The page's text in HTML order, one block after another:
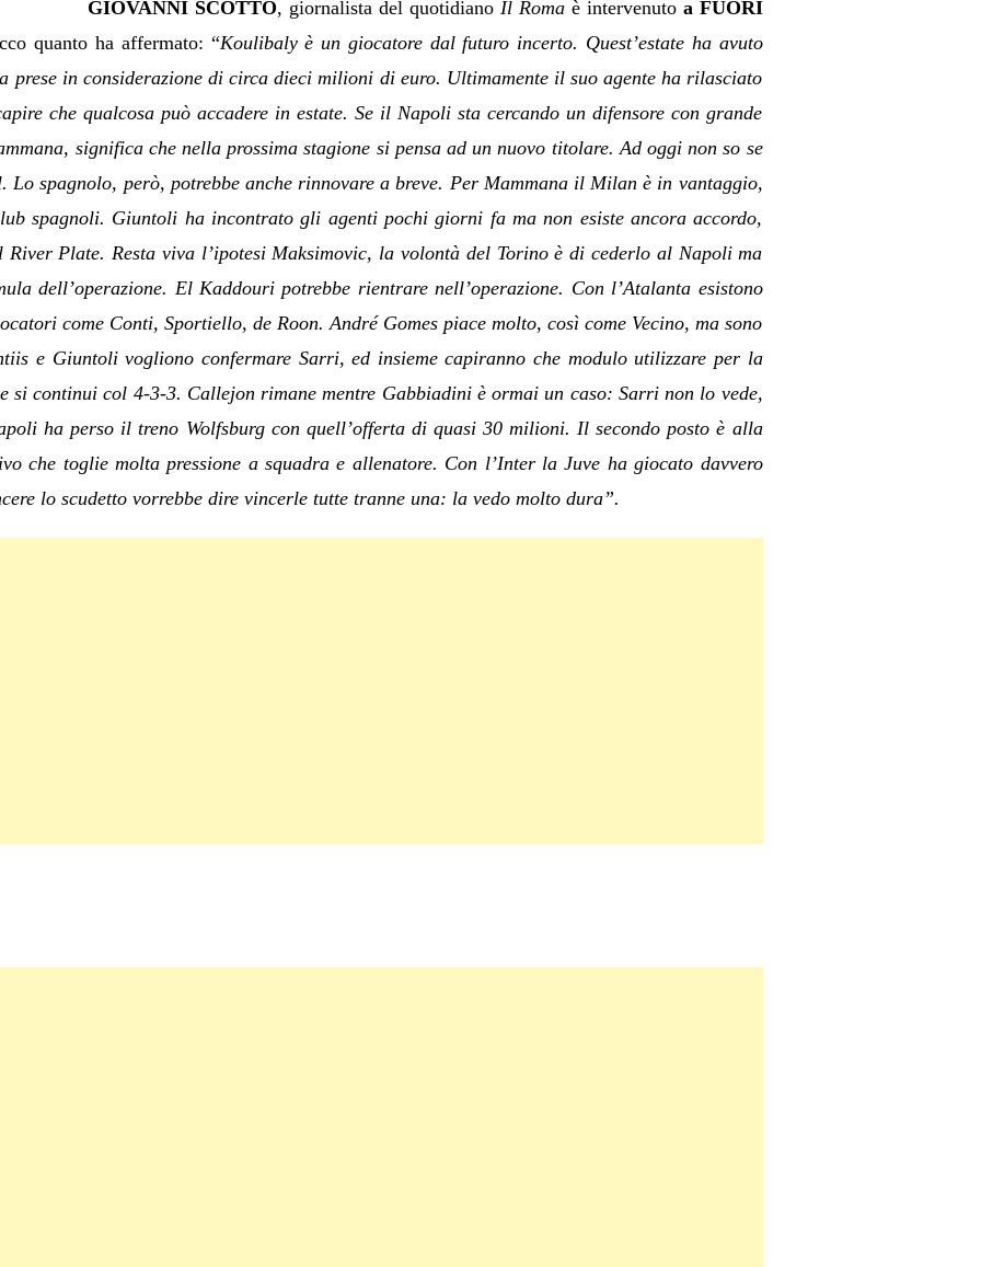
GIOVANNI SCOTTO, giornalista del quotidiano Il Romaè intervenuto a FUORI
quanto ha affermato: “Koulibaly è un giocatore dal futuro incerto. Quest’estate ha avuto
prese in considerazione di circa dieci milioni di euro. Ultimamente il suo agente ha rilasciato
che qualcosa può accadere in estate. Se il Napoli sta cercando un difensore con grande
significa che nella prossima stagione si pensa ad un nuovo titolare. Ad oggi non so se
spagnolo, però, potrebbe anche rinnovare a breve. Per Mammana il Milan è in vantaggio,
spagnoli. Giuntoli ha incontrato gli agenti pochi giorni fa ma non esiste ancora accordo,
Plate. Resta viva l’ipotesi Maksimovic, la volontà del Torino è di cederlo al Napoli ma
dell’operazione. El Kaddouri potrebbe rientrare nell’operazione. Con l’Atalanta esistono
come Conti, Sportiello, de Roon. André Gomes piace molto, così come Vecino, ma sono
e Giuntoli vogliono confermare Sarri, ed insieme capiranno che modulo utilizzare per la
si continui col 4-3-3. Callejon rimane mentre Gabbiadini è ormai un caso: Sarri non lo vede,
ha perso il treno Wolfsburg con quell’offerta di quasi 30 milioni. Il secondo posto è alla
che toglie molta pressione a squadra e allenatore. Con l’Inter la Juve ha giocato davvero
lo scudetto vorrebbe dire vincerle tutte tranne una: la vedo molto dura”.